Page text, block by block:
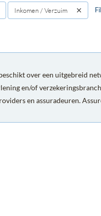
Inkomen / Verzuim
over een uitgebreid
en/of
en assuradeuren.